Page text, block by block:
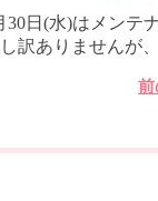
30日(水)はメンテ
訳ありませんが
前